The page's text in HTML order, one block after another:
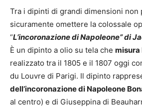
Tra i dipinti di grandi dimensioni non
sicuramente omettere la colossale
“L’incoronazione di Napoleone” di
È un dipinto a olio su tela che misura
realizzato tra il 1805 e il 1807 oggi
du Louvre di Parigi. Il dipinto
dell’incoronazione di Napoleone
al centro) e di Giuseppina di